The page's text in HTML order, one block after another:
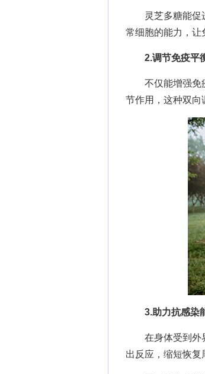
灵芝多糖能促进
常细胞的能力，让
2.调节免疫平
不仅能增强免疫
节作用，这种双向
3.助力抗感染
在身体受到外界
出反应，缩短恢复